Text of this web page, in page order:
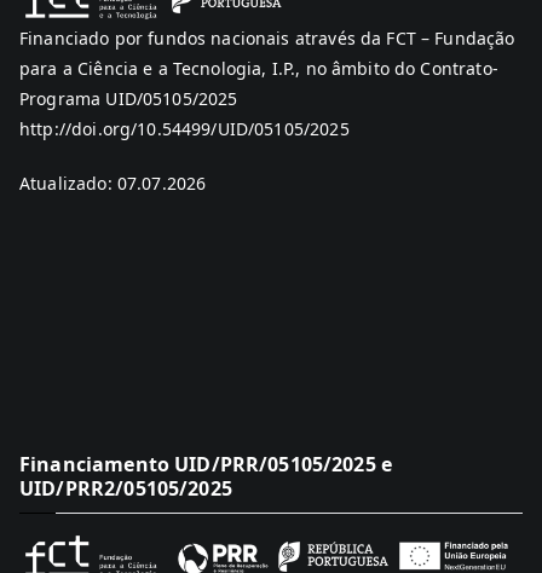
Financiado por fundos nacionais através da FCT – Fundação
para a Ciência e a Tecnologia, I.P., no âmbito do Contrato-
Programa UID/05105/2025
http://doi.org/10.54499/UID/05105/2025
Atualizado: 07.07.2026
Financiamento UID/PRR/05105/2025 e
UID/PRR2/05105/2025